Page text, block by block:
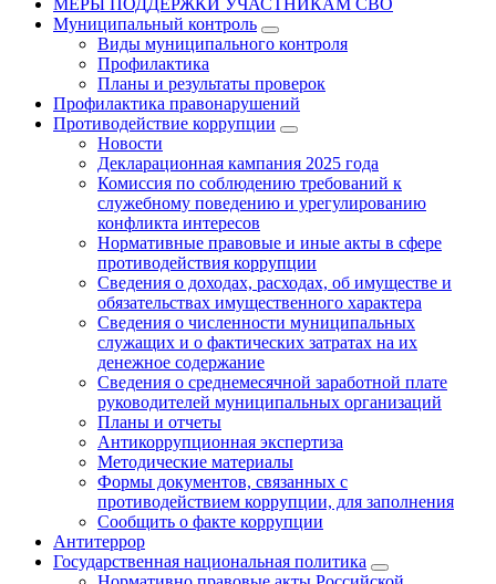
МЕРЫ ПОДДЕРЖКИ УЧАСТНИКАМ СВО
Муниципальный контроль
Виды муниципального контроля
Профилактика
Планы и результаты проверок
Профилактика правонарушений
Противодействие коррупции
Новости
Декларационная кампания 2025 года
Комиссия по соблюдению требований к
служебному поведению и урегулированию
конфликта интересов
Нормативные правовые и иные акты в сфере
противодействия коррупции
Сведения о доходах, расходах, об имуществе и
обязательствах имущественного характера
Сведения о численности муниципальных
служащих и о фактических затратах на их
денежное содержание
Сведения о среднемесячной заработной плате
руководителей муниципальных организаций
Планы и отчеты
Антикоррупционная экспертиза
Методические материалы
Формы документов, связанных с
противодействием коррупции, для заполнения
Сообщить о факте коррупции
Антитеррор
Государственная национальная политика